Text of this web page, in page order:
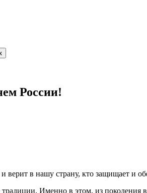
России!
верит в нашу страну, кто защищает и
традиции. Именно в этом, из